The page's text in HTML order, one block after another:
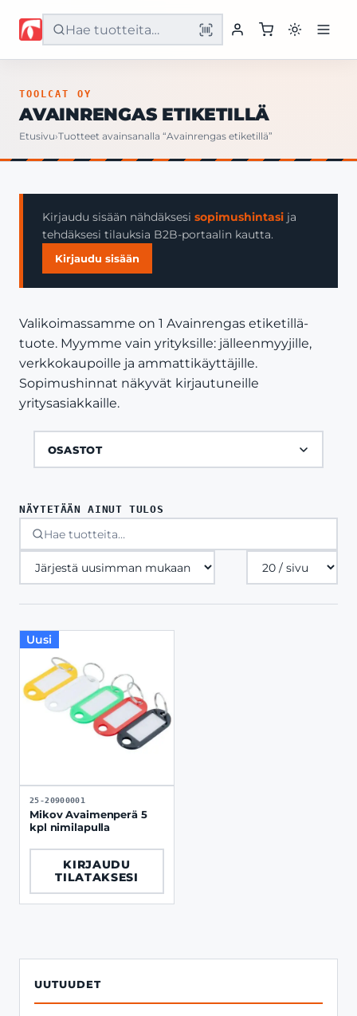
Etusivu
Yritys
Yhteystiedot
TOOLCAT OY
AVAINRENGAS ETIKETILLÄ
Etusivu›Tuotteet avainsanalla “Avainrengas etiketillä”
Kirjaudu sisään nähdäksesi sopimushintasi ja
tehdäksesi tilauksia B2B-portaalin kautta.
Kirjaudu sisään
Valikoimassamme on 1 Avainrengas etiketillä-
tuote. Myymme vain yrityksille: jälleenmyyjille,
verkkokaupoille ja ammattikäyttäjille.
Sopimushinnat näkyvät kirjautuneille
yritysasiakkaille.
OSASTOT
UUTUUDET
NÄYTETÄÄN AINUT TULOS
Tuotteita
sivulla
Uusi
25-20900001
Mikov Avaimenperä 5
kpl nimilapulla
KIRJAUDU
TILATAKSESI